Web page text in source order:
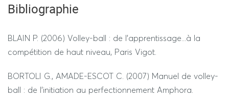
50% Note de théorie
Durée 1h00 (hors tiers temps)
Bibliographie
BLAIN P. (2006) Volley-ball : de l'apprentissage...à la
compétition de haut niveau, Paris Vigot.
BORTOLI G., AMADE-ESCOT C. (2007) Manuel de volley-
ball : de l'initiation au perfectionnement Amphora.